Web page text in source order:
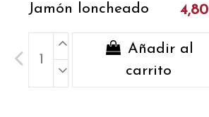
Jamón loncheado
Añadir al
carrito